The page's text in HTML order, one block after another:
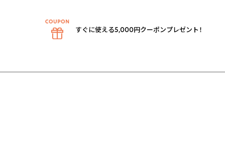
すぐに使える5,000円クーポンプレゼント！